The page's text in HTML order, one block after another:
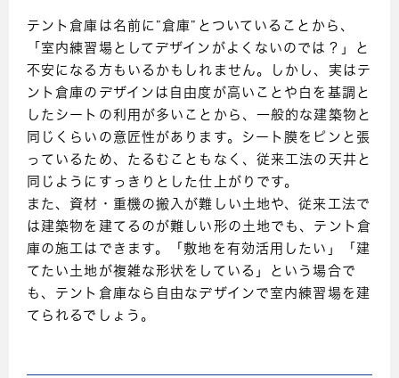
テント倉庫は名前に”倉庫”とついていることから、
「室内練習場としてデザインがよくないのでは？」と
不安になる方もいるかもしれません。しかし、実はテ
ント倉庫のデザインは自由度が高いことや白を基調と
したシートの利用が多いことから、一般的な建築物と
同じくらいの意匠性があります。シート膜をピンと張
っているため、たるむこともなく、従来工法の天井と
同じようにすっきりとした仕上がりです。
また、資材・重機の搬入が難しい土地や、従来工法で
は建築物を建てるのが難しい形の土地でも、テント倉
庫の施工はできます。「敷地を有効活用したい」「建
てたい土地が複雑な形状をしている」という場合で
も、テント倉庫なら自由なデザインで室内練習場を建
てられるでしょう。